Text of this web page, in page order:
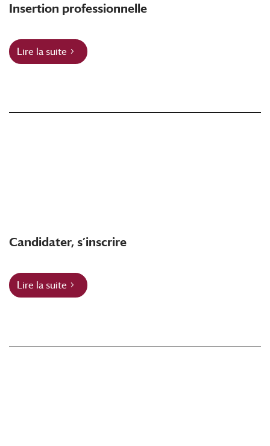
Insertion professionnelle
Lire la suite
Candidater, s’inscrire
Lire la suite